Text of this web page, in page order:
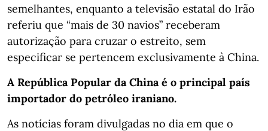
semelhantes, enquanto a televisão estatal do Irão
referiu que “mais de 30 navios” receberam
autorização para cruzar o estreito, sem
especificar se pertencem exclusivamente à China.
A República Popular da China é o principal país
importador do petróleo iraniano.
As notícias foram divulgadas no dia em que o